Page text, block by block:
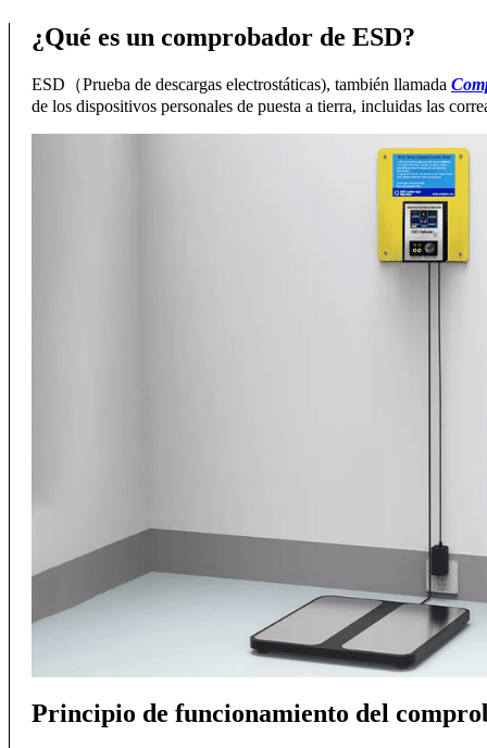
¿Qué es un comprobador de ESD?
ESD（Prueba de descargas electrostáticas), también llamada
de los dispositivos personales de puesta a tierra, incluidas las
Principio de funcionamiento del